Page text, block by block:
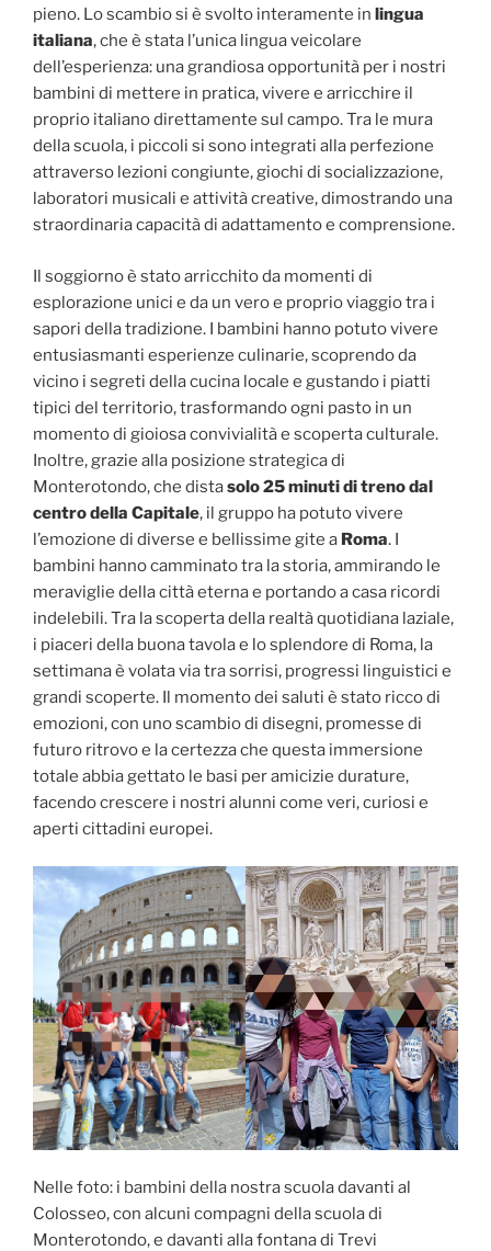
pieno. Lo scambio si è svolto interamente in lingua
italiana, che è stata l’unica lingua veicolare
dell’esperienza: una grandiosa opportunità per i nostri
bambini di mettere in pratica, vivere e arricchire il
proprio italiano direttamente sul campo. Tra le mura
della scuola, i piccoli si sono integrati alla perfezione
attraverso lezioni congiunte, giochi di socializzazione,
laboratori musicali e attività creative, dimostrando una
straordinaria capacità di adattamento e comprensione.
Il soggiorno è stato arricchito da momenti di
esplorazione unici e da un vero e proprio viaggio tra i
sapori della tradizione. I bambini hanno potuto vivere
entusiasmanti esperienze culinarie, scoprendo da
vicino i segreti della cucina locale e gustando i piatti
tipici del territorio, trasformando ogni pasto in un
momento di gioiosa convivialità e scoperta culturale.
Inoltre, grazie alla posizione strategica di
Monterotondo, che distasolo 25 minuti di treno dal
centro della Capitale, il gruppo ha potuto vivere
l’emozione di diverse e bellissime gite a Roma. I
bambini hanno camminato tra la storia, ammirando le
meraviglie della città eterna e portando a casa ricordi
indelebili. Tra la scoperta della realtà quotidiana laziale,
i piaceri della buona tavola e lo splendore di Roma, la
settimana è volata via tra sorrisi, progressi linguistici e
grandi scoperte. Il momento dei saluti è stato ricco di
emozioni, con uno scambio di disegni, promesse di
futuro ritrovo e la certezza che questa immersione
totale abbia gettato le basi per amicizie durature,
facendo crescere i nostri alunni come veri, curiosi e
aperti cittadini europei.
Nelle foto: i bambini della nostra scuola davanti al
Colosseo, con alcuni compagni della scuola di
Monterotondo, e davanti alla fontana di Trevi